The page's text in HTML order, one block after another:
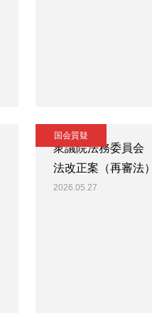
国会質疑
衆議院法務委員
法改正案（再審法
2026.05.27